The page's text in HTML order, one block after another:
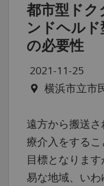
都市型ドク
ンドヘル
の必要性
2021-11-25
横浜市立市
遠方から搬送
療介入をする
目標となりま
易な地域、い